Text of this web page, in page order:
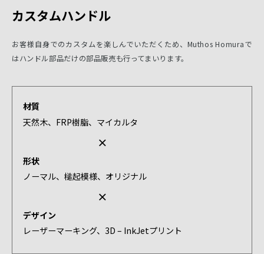
カスタムハンドル
お客様自身でのカスタムを楽しんでいただくため、Muthos Homuraで
はハンドル部品だけの部品販売も行ってまいります。
材質
天然木、FRP樹脂、マイカルタ
×
形状
ノーマル、槌起模様、オリジナル
×
デザイン
レーザーマーキング、3D – InkJetプリント